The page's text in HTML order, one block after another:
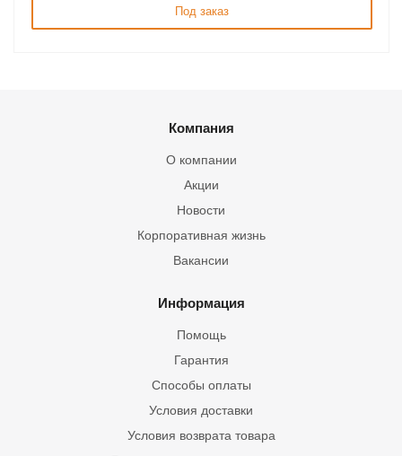
Под заказ
Компания
О компании
Акции
Новости
Корпоративная жизнь
Вакансии
Информация
Помощь
Гарантия
Способы оплаты
Условия доставки
Условия возврата товара